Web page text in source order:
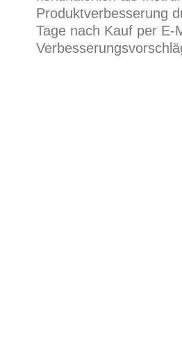
Produktverbesserung
Tage nach Kauf per E-